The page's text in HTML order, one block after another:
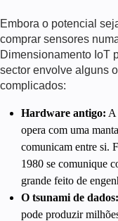
Embora o potencial
comprar sensores
Dimensionamento IoT
sector envolve alguns
complicados:
Hardware antigo: A
opera com uma
comunicam entre si.
1980 se comunique
grande feito de
O tsunami de dados:
pode produzir